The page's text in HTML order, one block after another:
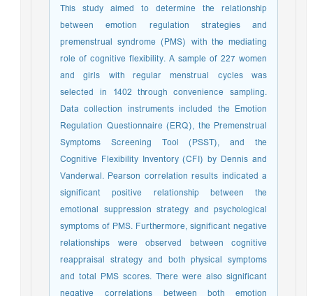
This study aimed to determine the relationship
between emotion regulation strategies and
premenstrual syndrome (PMS) with the mediating
role of cognitive flexibility. A sample of 227 women
and girls with regular menstrual cycles was
selected in 1402 through convenience sampling.
Data collection instruments included the Emotion
Regulation Questionnaire (ERQ), the Premenstrual
Symptoms Screening Tool (PSST), and the
Cognitive Flexibility Inventory (CFI) by Dennis and
Vanderwal. Pearson correlation results indicated a
significant positive relationship between the
emotional suppression strategy and psychological
symptoms of PMS. Furthermore, significant negative
relationships were observed between cognitive
reappraisal strategy and both physical symptoms
and total PMS scores. There were also significant